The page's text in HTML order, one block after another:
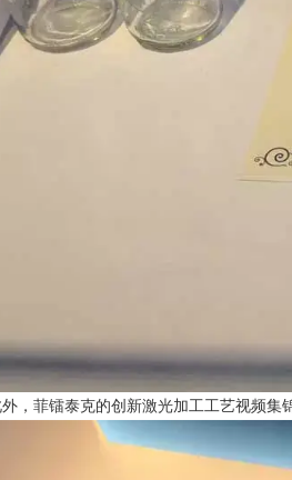
外，菲镭泰克的创新激光加工工艺视频集